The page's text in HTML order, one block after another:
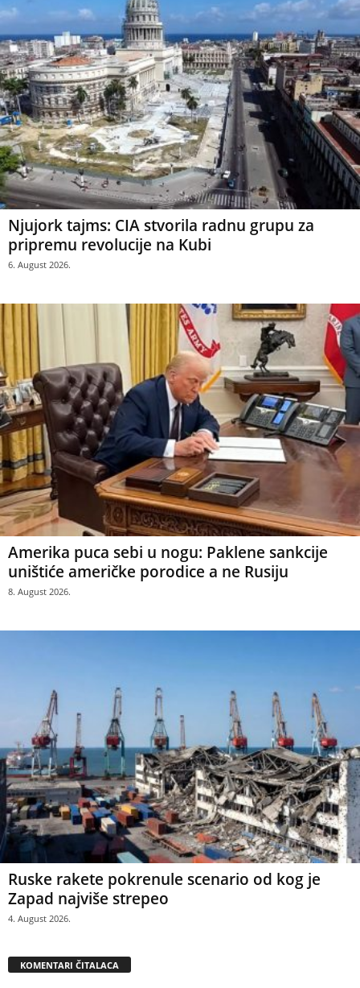
Njujork tajms: CIA stvorila radnu grupu za
pripremu revolucije na Kubi
6. August 2026.
Amerika puca sebi u nogu: Paklene sankcije
uništiće američke porodice a ne Rusiju
8. August 2026.
Ruske rakete pokrenule scenario od kog je
Zapad najviše strepeo
4. August 2026.
KOMENTARI ČITALACA